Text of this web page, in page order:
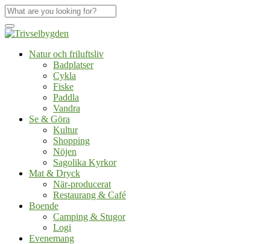
Natur och friluftsliv
Badplatser
Cykla
Fiske
Paddla
Vandra
Se & Göra
Kultur
Shopping
Nöjen
Sagolika Kyrkor
Mat & Dryck
När-producerat
Restaurang & Café
Boende
Camping & Stugor
Logi
Evenemang